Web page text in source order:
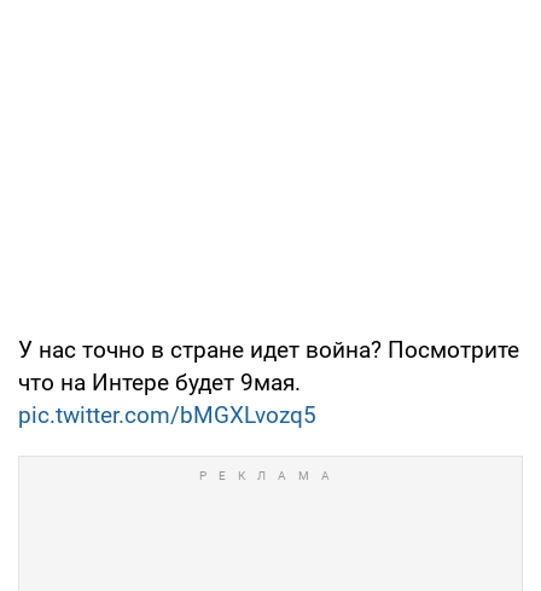
У нас точно в стране идет война? Посмотрите
что на Интере будет 9мая.
pic.twitter.com/bMGXLvozq5